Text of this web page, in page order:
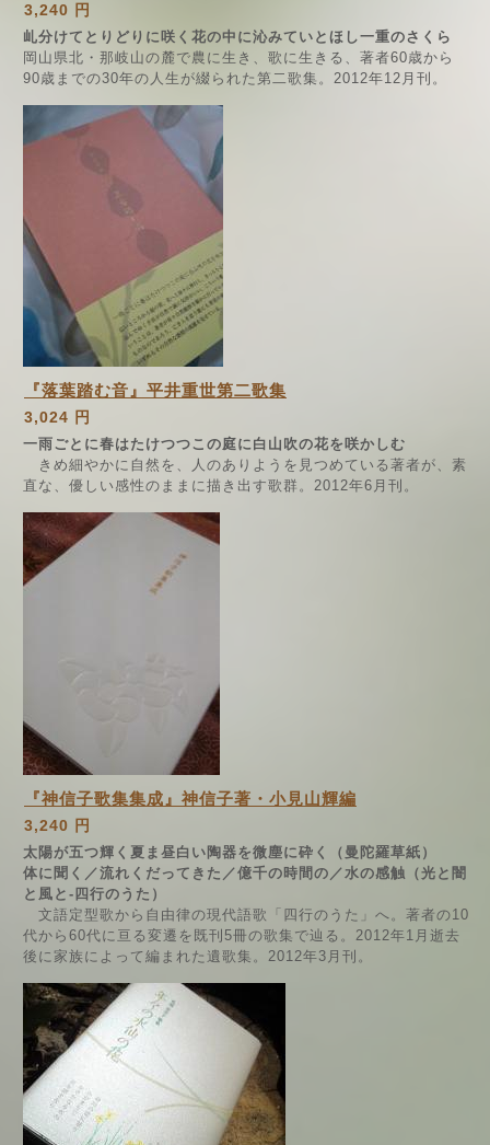
3,240 円
乢分けてとりどりに咲く花の中に沁みていとほし一重のさくら
岡山県北・那岐山の麓で農に生き、歌に生きる、著者60歳から
90歳までの30年の人生が綴られた第二歌集。2012年12月刊。
『落葉踏む音』平井重世第二歌集
3,024 円
一雨ごとに春はたけつつこの庭に白山吹の花を咲かしむ
きめ細やかに自然を、人のありようを見つめている著者が、素
直な、優しい感性のままに描き出す歌群。2012年6月刊。
『神信子歌集集成』神信子著・小見山輝編
3,240 円
太陽が五つ輝く夏ま昼白い陶器を微塵に砕く（曼陀羅草紙）
体に聞く／流れくだってきた／億千の時間の／水の感触（光と闇
と風と-四行のうた）
文語定型歌から自由律の現代語歌「四行のうた」へ。著者の10
代から60代に亘る変遷を既刊5冊の歌集で辿る。2012年1月逝去
後に家族によって編まれた遺歌集。2012年3月刊。